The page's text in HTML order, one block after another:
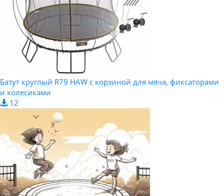
Батут круглый R79 HAW с корзиной для мяча, фиксаторами
и колесиками
12